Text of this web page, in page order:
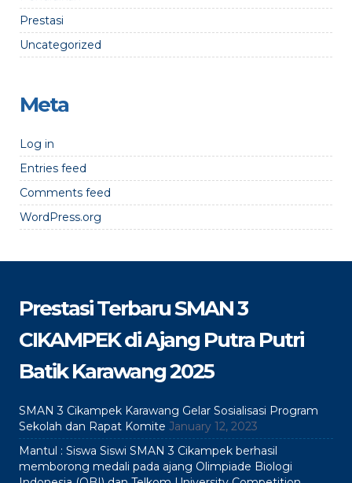
Prestasi
Uncategorized
Meta
Log in
Entries feed
Comments feed
WordPress.org
Prestasi Terbaru SMAN 3
CIKAMPEK di Ajang Putra Putri
Batik Karawang 2025
SMAN 3 Cikampek Karawang Gelar Sosialisasi Program
Sekolah dan Rapat Komite January 12, 2023
Mantul : Siswa Siswi SMAN 3 Cikampek berhasil
memborong medali pada ajang Olimpiade Biologi